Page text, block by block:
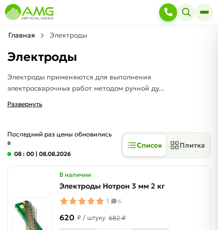
Главная Электроды
Электроды
Электроды применяются для выполнения
электросварочных работ методом ручной ду...
Развернуть
Последний раз цены обновились
в
08 : 00 | 08.08.2026
Список Плитка
В наличии
Электроды Нотрон 3 мм 2 кг
5 6
620 ₽ / штуку 682 ₽